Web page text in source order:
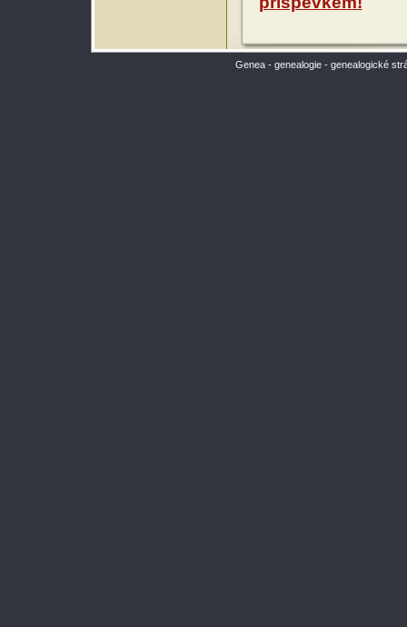
Genea - genealogie - genealogické